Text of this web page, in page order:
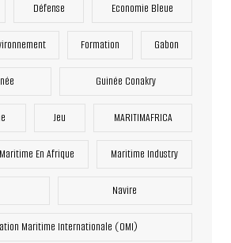
Défense Economie Bleue
Formation Gabon
Guinée Conakry
Jeu MARITIMAFRICA
Maritime En Afrique Maritime Industry
Navire
Maritime Internationale (OMI)